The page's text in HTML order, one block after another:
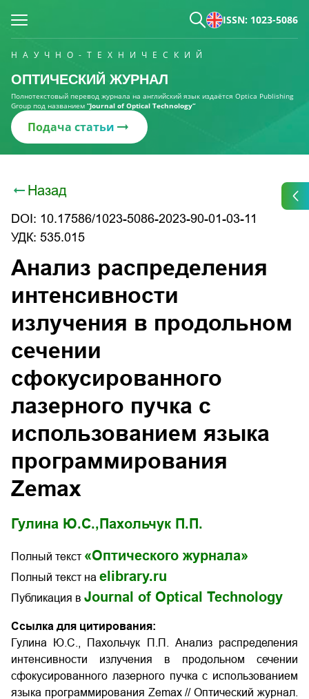
ISSN: 1023-5086
НАУЧНО-ТЕХНИЧЕСКИЙ
ОПТИЧЕСКИЙ ЖУРНАЛ
Полнотекстовый перевод журнала на английский язык издаётся Optica Publishing
Group под названием “Journal of Optical Technology“
Подача статьи
Назад
DOI: 10.17586/1023-5086-2023-90-01-03-11
УДК: 535.015
Анализ распределения
интенсивности
излучения в продольном
сечении
сфокусированного
лазерного пучка с
использованием языка
программирования
Zemax
Гулина Ю.С., Пахольчук П.П.
Полный текст «Оптического журнала»
Полный текст на elibrary.ru
Публикация в Journal of Optical Technology
Ссылка для цитирования:
Гулина Ю.С., Пахольчук П.П. Анализ распределения
интенсивности излучения в продольном сечении
сфокусированного лазерного пучка с использованием
языка программирования Zemax // Оптический журнал.